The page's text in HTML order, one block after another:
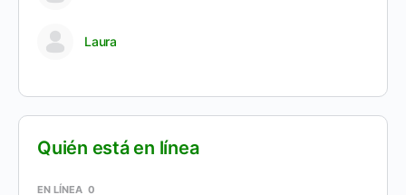
Laura
Quién está en línea
EN LÍNEA 0